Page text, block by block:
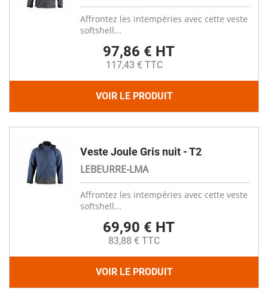
Affrontez les intempéries avec cette veste
softshell...
97,86 € HT
117,43 € TTC
VOIR LE PRODUIT
Veste Joule Gris nuit - T2
LEBEURRE-LMA
Affrontez les intempéries avec cette veste
softshell...
69,90 € HT
83,88 € TTC
VOIR LE PRODUIT